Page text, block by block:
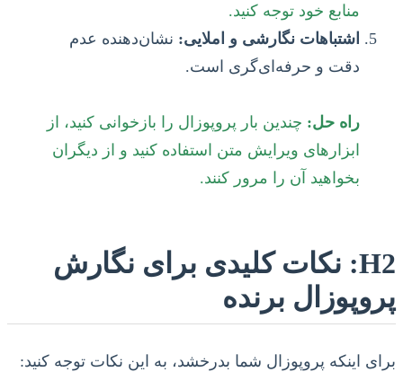
منابع خود توجه کنید.
اشتباهات نگارشی و املایی: نشان‌دهنده عدم
دقت و حرفه‌ای‌گری است.
راه حل: چندین بار پروپوزال را بازخوانی کنید، از
ابزارهای ویرایش متن استفاده کنید و از دیگران
بخواهید آن را مرور کنند.
H2: نکات کلیدی برای نگارش
پروپوزال برنده
برای اینکه پروپوزال شما بدرخشد، به این نکات توجه کنید: